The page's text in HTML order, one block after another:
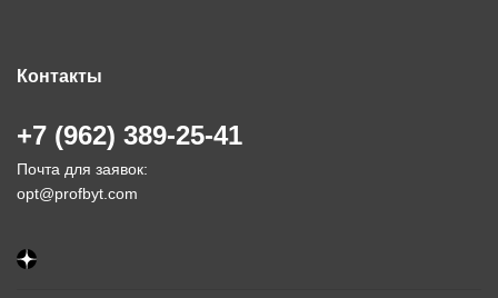
Контакты
+7 (962) 389-25-41
Почта для заявок:
opt@profbyt.com